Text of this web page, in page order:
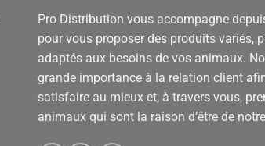
Pro Distribution vous accompagne
pour vous proposer des produits variés,
adaptés aux besoins de vos animaux.
grande importance à la relation client
satisfaire au mieux et, à travers vous,
animaux qui sont la raison d’être de